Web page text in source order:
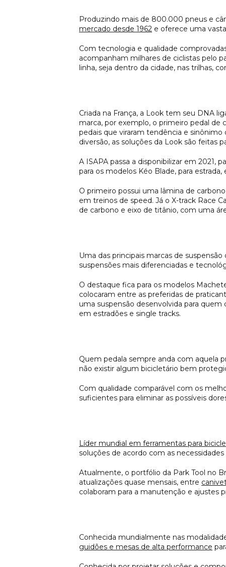
Produzindo mais de 800.000 pneus e
mercado desde 1962 e oferece uma
Com tecnologia e qualidade
acompanham milhares de ciclistas pelo
linha, seja dentro da cidade, nas trilhas,
Criada na França, a Look tem seu DNA
marca, por exemplo, o primeiro pedal de
pedais que viraram tendência e sinônimo
diversão, as soluções da Look são feitas
A ISAPA passa a disponibilizar em 2021,
para os modelos Kéo Blade, para estrada,
O primeiro possui uma lâmina de
em treinos de speed. Já o X-track Race
de carbono e eixo de titânio, com uma
Uma das principais marcas de
suspensões mais diferenciadas e
O destaque fica para os modelos
colocaram entre as preferidas de
uma suspensão desenvolvida para
em estradões e single tracks.
Quem pedala sempre anda com aquela
não existir algum bicicletário bem
Com qualidade comparável com os
suficientes para eliminar as possíveis
Líder mundial em ferramentas para
soluções de acordo com as
Atualmente, o portfólio da Park Tool no
atualizações quase mensais, entre
colaboram para a manutenção e ajustes
Conhecida mundialmente nas
guidões e mesas de alta performance